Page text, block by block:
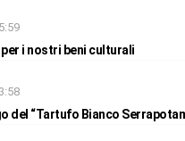
per i nostri beni culturali
del “Tartufo Bianco